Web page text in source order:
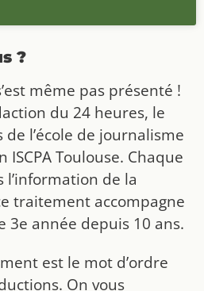
?
même pas présenté !
du 24 heures, le
l’école de journalisme
Toulouse. Chaque
de la
traitement accompagne
3e année depuis 10 ans.
est le mot d’ordre
On vous